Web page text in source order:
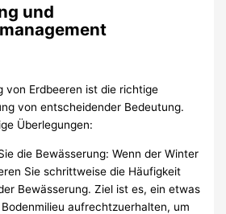
und
von Erdbeeren ist die richtige
von entscheidender Bedeutung.
Überlegungen:
die Bewässerung: Wenn der Winter
Sie schrittweise die Häufigkeit
Bewässerung. Ziel ist es, ein etwas
aufrechtzuerhalten, um